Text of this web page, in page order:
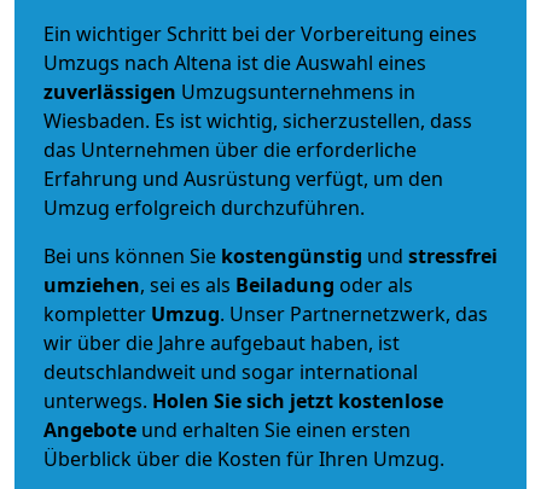
Ein wichtiger Schritt bei der Vorbereitung eines
Umzugs nach Altena ist die Auswahl eines
zuverlässigen Umzugsunternehmens in
Wiesbaden. Es ist wichtig, sicherzustellen, dass
das Unternehmen über die erforderliche
Erfahrung und Ausrüstung verfügt, um den
Umzug erfolgreich durchzuführen.
Bei uns können Sie kostengünstig und stressfrei
umziehen, sei es als Beiladung oder als
kompletter Umzug. Unser Partnernetzwerk, das
wir über die Jahre aufgebaut haben, ist
deutschlandweit und sogar international
unterwegs. Holen Sie sich jetzt kostenlose
Angebote und erhalten Sie einen ersten
Überblick über die Kosten für Ihren Umzug.